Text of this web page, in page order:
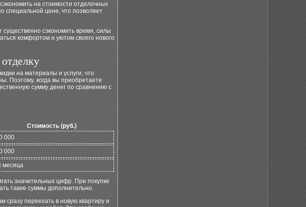
на стоимости отделочных
специальной цене, что позволяет
существенно сэкономить время, силы
комфортом и уютом своего нового
на материалы и услуги, что
Поэтому, когда вы приобретаете
сумму денег по сравнению с
Стоимость (руб.)
000
000
месяца
значительных цифр. При покупке
такие суммы дополнительно.
сразу переехать в новую квартиру и